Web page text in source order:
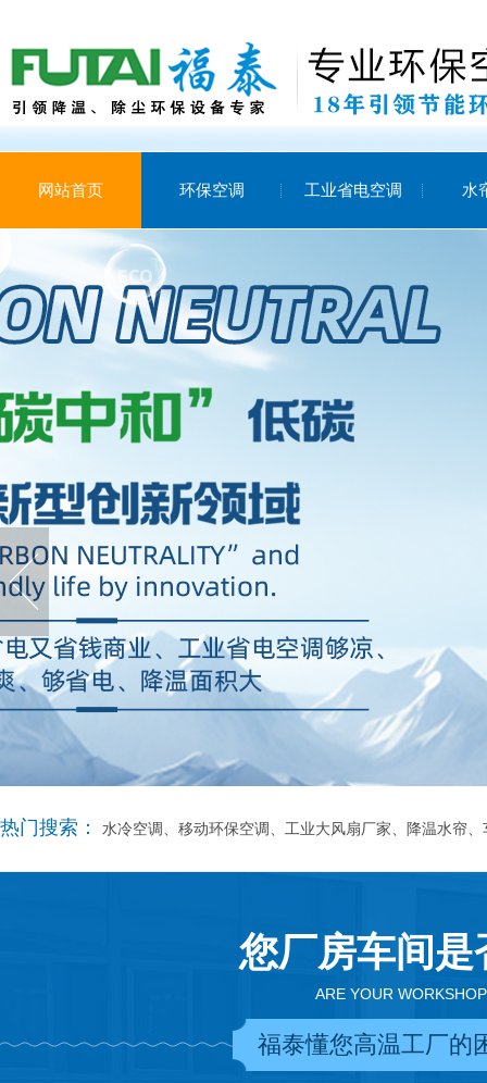
网站首页 环保空调 工业省电空调 水
热门搜索： 水冷空调、移动环保空调、工业大风扇厂家、降温水帘
您厂房车间
ARE YOUR
福泰懂您高温工厂的